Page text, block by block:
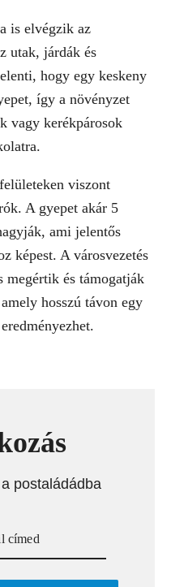
is elvégzik az
utak, járdák és
hogy egy keskeny
így a növényzet
vagy kerékpárosok
viszont
A gyepet akár 5
ami jelentős
képest. A városvezetés
és támogatják
hosszú távon egy
postaládádba